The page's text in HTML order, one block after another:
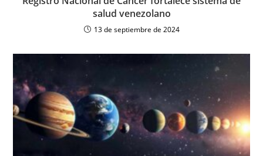
salud venezolano
13 de septiembre de 2024